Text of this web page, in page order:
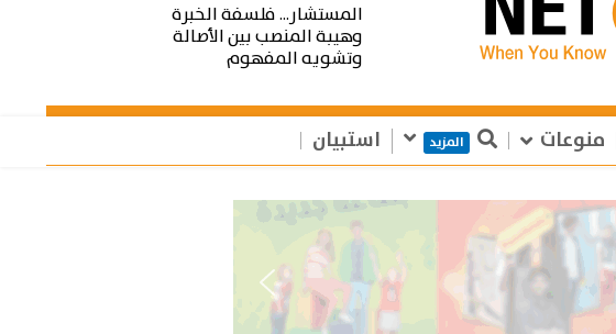
المستشار... فلسفة الخبرة
وهيبة المنصب بين الأصالة
وتشويه المفهوم
منوعات المزيد استبيان